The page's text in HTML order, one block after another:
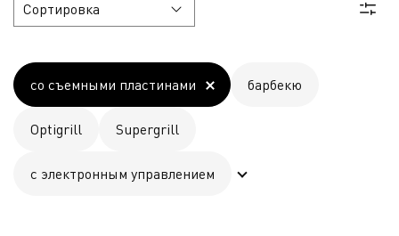
со съемными пластинами барбекю
Optigrill Supergrill
с электронным управлением